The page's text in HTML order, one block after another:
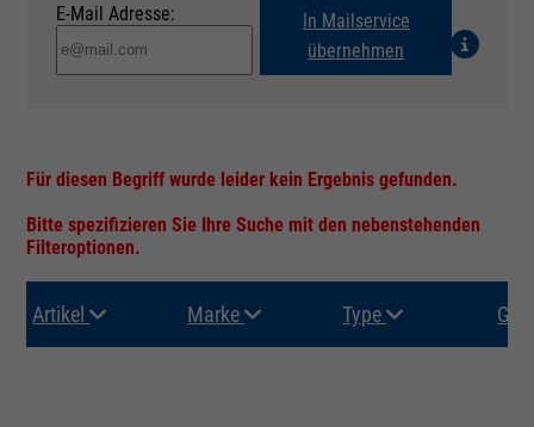
E-Mail Adresse:
In Mailservice
übernehmen
Für diesen Begriff wurde leider kein Ergebnis gefunden.
Bitte spezifizieren Sie Ihre Suche mit den nebenstehenden
Filteroptionen.
Artikel Marke Type